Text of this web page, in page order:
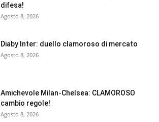
difesa!
Agosto 8, 2026
Diaby Inter: duello clamoroso di mercato
Agosto 8, 2026
Amichevole Milan-Chelsea: CLAMOROSO
cambio regole!
Agosto 8, 2026